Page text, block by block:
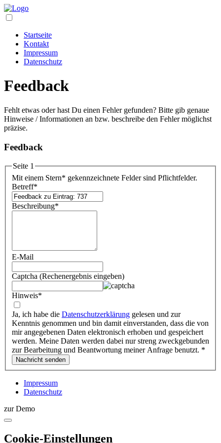
Startseite
Kontakt
Impressum
Datenschutz
Feedback
Fehlt etwas oder hast Du einen Fehler gefunden? Bitte gib genaue
Hinweise / Informationen an bzw. beschreibe den Fehler möglichst
präzise.
Feedback
Seite 1
Mit einem Stern* gekennzeichnete Felder sind Pflichtfelder.
Betreff*
Beschreibung*
E-Mail
Captcha (Rechenergebnis eingeben)
Hinweis*
Ja, ich habe die Datenschutzerklärung gelesen und zur
Kenntnis genommen und bin damit einverstanden, dass die von
mir angegebenen Daten elektronisch erhoben und gespeichert
werden. Meine Daten werden dabei nur streng zweckgebunden
zur Bearbeitung und Beantwortung meiner Anfrage benutzt. *
Impressum
Datenschutz
zur Demo
Cookie-Einstellungen